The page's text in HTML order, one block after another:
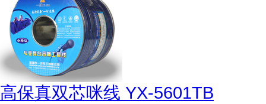
高保真双芯咪线 YX-5601TB